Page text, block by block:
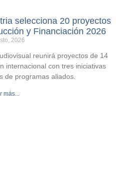
selecciona 20 proyectos
y Financiación 2026
2026
reunirá proyectos de 14
internacional con tres iniciativas
de programas aliados.
más...